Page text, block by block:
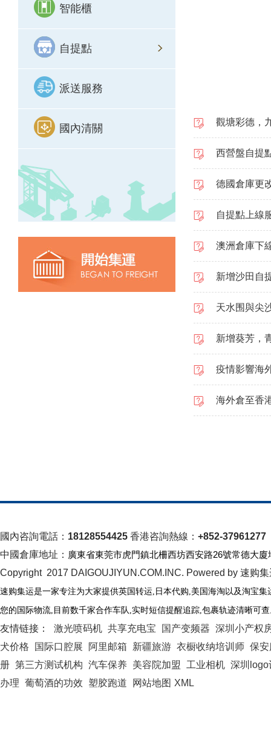
智能櫃
自提點
派送服務
國內清關
觀塘彩德，
西營盤自提
德國倉庫更
自提點上線
澳洲倉庫下
新增沙田自
天水围與尖
新增葵芳，
疫情影響海
海外倉至香
國內咨詢電話： 18128554425 香港咨詢熱線： +852-37961277
中國倉庫地址： 廣東省東莞市虎門鎮北柵西坊西安路26號常德大
Copyright 2017 DAIGOUJIYUN.COM.INC. Powered by 速购
速购集运是一家专注为大家提供英国转运,日本代购,美国海淘以及淘宝集
您的国际物流, 目前数千家合作车队,实时短信提醒追踪,包裹轨迹清晰可
友情链接： 激光喷码机 共享充电宝 国产变频器 深圳小产权
犬价格
国际口腔展 阿里邮箱 新疆旅游 衣橱收纳培训师 保
册 第三方测试机构 汽车保养 美容院加盟 工业相机 深圳logo
办理 葡萄酒的功效 塑胶跑道 网站地图 XML